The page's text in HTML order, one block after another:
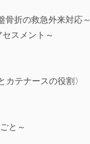
折の救急外来対応～
スメント～
テナースの役割〉
と～